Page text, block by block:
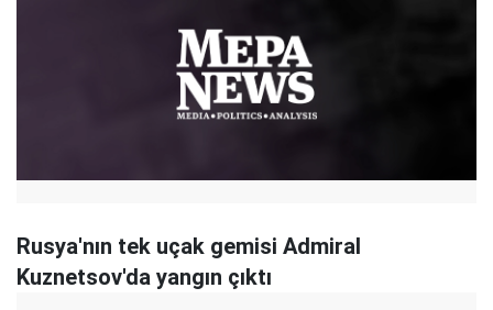
Rusya'nın tek uçak gemisi Admiral
Kuznetsov'da yangın çıktı